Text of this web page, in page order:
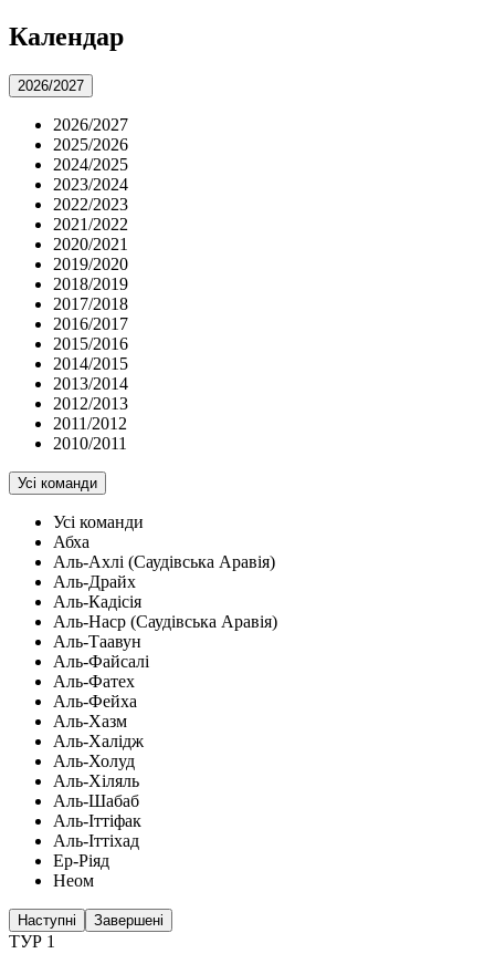
Календар
2026/2027
2026/2027
2025/2026
2024/2025
2023/2024
2022/2023
2021/2022
2020/2021
2019/2020
2018/2019
2017/2018
2016/2017
2015/2016
2014/2015
2013/2014
2012/2013
2011/2012
2010/2011
Усі команди
Усі команди
Абха
Аль-Ахлі (Саудівська Аравія)
Аль-Драйх
Аль-Кадісія
Аль-Наср (Саудівська Аравія)
Аль-Таавун
Аль-Файсалі
Аль-Фатех
Аль-Фейха
Аль-Хазм
Аль-Халідж
Аль-Холуд
Аль-Хіляль
Аль-Шабаб
Аль-Іттіфак
Аль-Іттіхад
Ер-Ріяд
Неом
Наступні Завершені
ТУР 1